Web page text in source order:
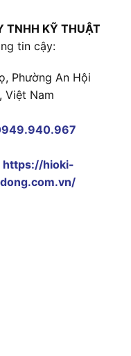
TNHH KỸ THUẬT
tin cậy:
Phường An Hội
Việt Nam
https://hioki-